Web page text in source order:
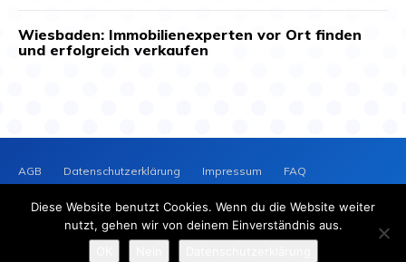
Wiesbaden: Immobilienexperten vor Ort finden
und erfolgreich verkaufen
AGB Datenschutzerklärung Impressum
FAQ
PRESSEVERTEILERNEWS
Diese Website benutzt Cookies. Wenn du die Website weiter
nutzt, gehen wir von deinem Einverständnis aus.